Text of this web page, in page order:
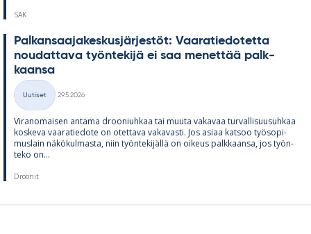
SAK
Pal­kan­saa­ja­kes­kus­jär­jes­töt: Vaa­ra­tie­do­tetta
nou­dat­tava työn­te­kijä ei saa me­net­tää palk­
kaansa
Kategoriat
Uutiset
29.5.2026
Vi­ran­omai­sen an­tama droo­niuh­kaa tai muuta va­ka­vaa tur­val­li­suusuh­kaa
kos­keva vaa­ra­tie­dote on otet­tava va­ka­vasti. Jos asiaa kat­soo työ­so­pi­
mus­lain nä­kö­kul­masta, niin työn­te­ki­jällä on oi­keus palk­kaansa, jos työn­
teko on...
Droonit